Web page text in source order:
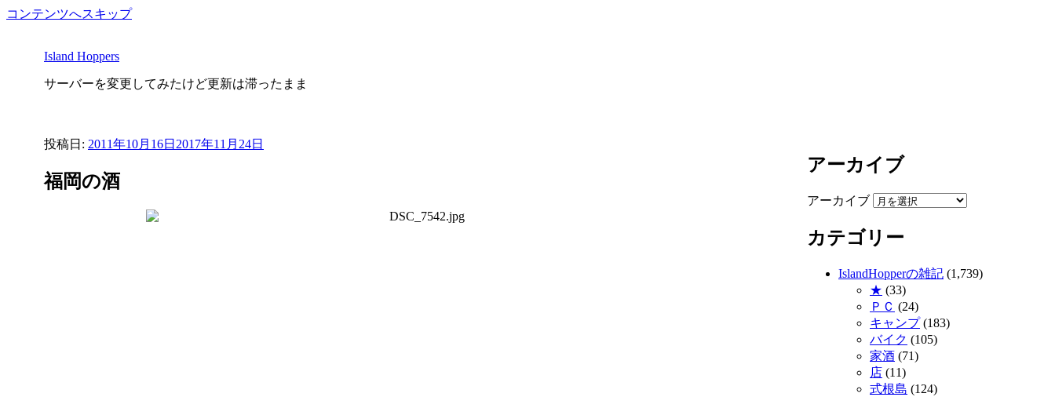
コンテンツへスキップ
Island Hoppers
サーバーを変更してみたけど更新は滞ったまま
投稿日: 2011年10月16日 2017年11月24日
福岡の酒
アーカイブ
アーカイブ
カテゴリー
IslandHopperの雑記 (1,739)
★ (33)
ＰＣ (24)
キャンプ(183)
バイク (105)
家酒 (71)
店 (11)
式根島 (124)